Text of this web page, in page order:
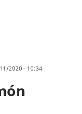
2020 - 10:34